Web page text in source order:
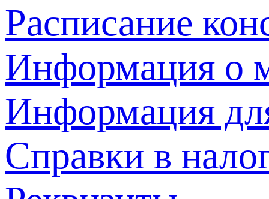
Расписание
Информация о
Информация
Справки в